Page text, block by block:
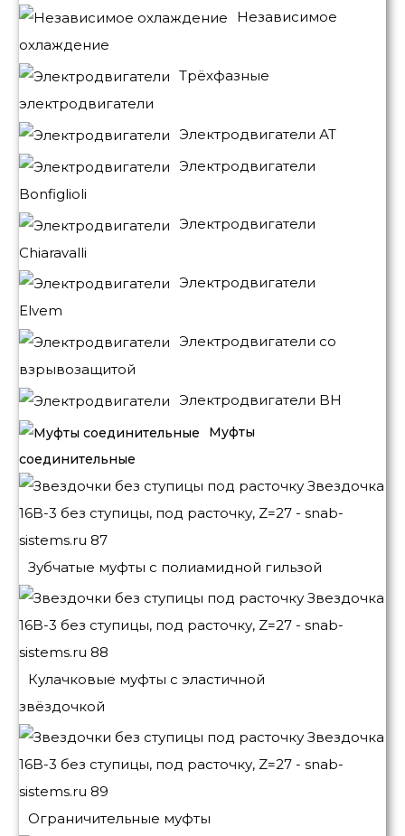
Независимое
охлаждение
Трёхфазные
электродвигатели
Электродвигатели АТ
Электродвигатели
Bonfiglioli
Электродвигатели
Chiaravalli
Электродвигатели
Elvem
Электродвигатели со
взрывозащитой
Электродвигатели BH
Муфты
соединительные
Зубчатые муфты с полиамидной гильзой
Кулачковые муфты с эластичной
звёздочкой
Ограничительные муфты